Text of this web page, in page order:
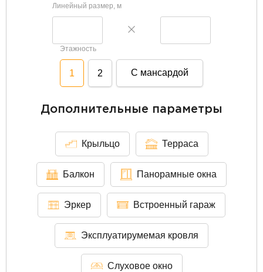
Линейный размер, м
Этажность
1 2 С мансардой
Дополнительные параметры
Крыльцо Терраса
Балкон Панорамные окна
Эркер Встроенный гараж
Эксплуатирумемая кровля
Слуховое окно